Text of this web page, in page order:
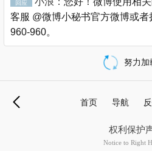
回应
客服 @微博小秘书官方微博或
960-960。
载
更
努力加
首页 导航
权利保护
Notice to Right